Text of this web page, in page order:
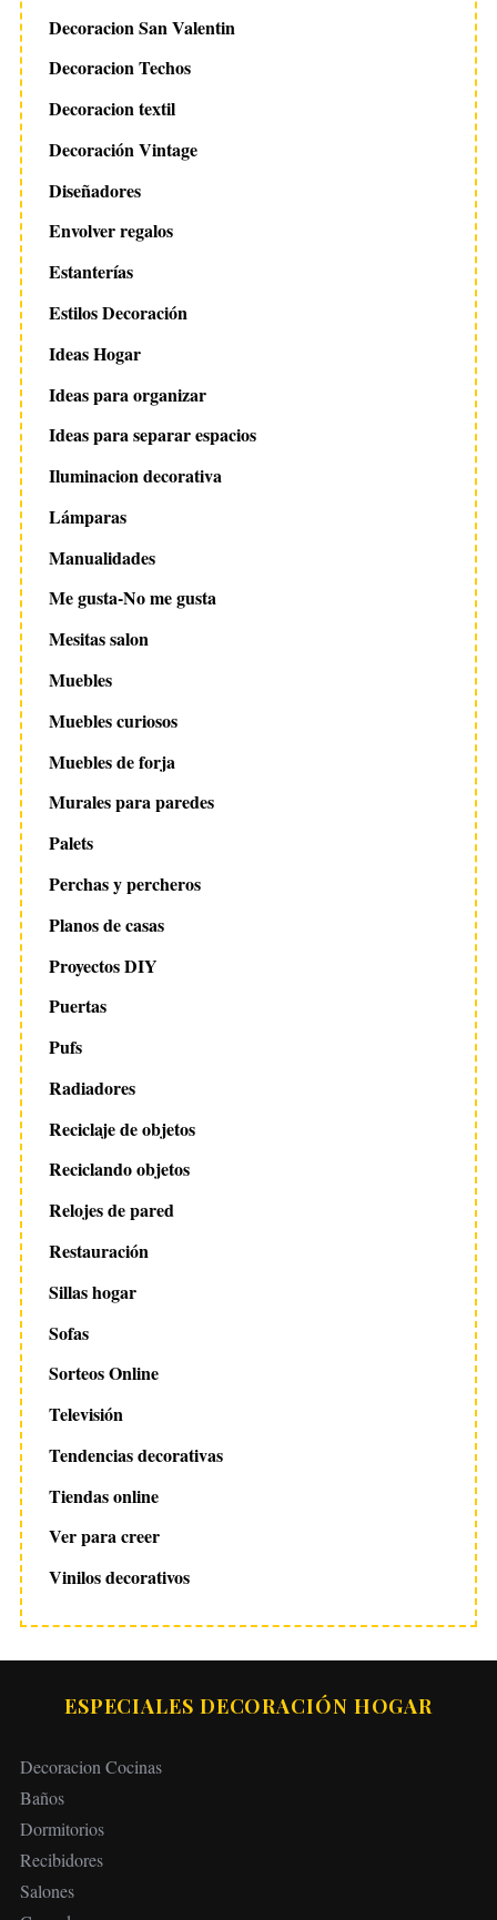
Decoracion San Valentin
Decoracion Techos
Decoracion textil
Decoración Vintage
Diseñadores
Envolver regalos
Estanterías
Estilos Decoración
Ideas Hogar
Ideas para organizar
Ideas para separar espacios
Iluminacion decorativa
Lámparas
Manualidades
Me gusta-No me gusta
Mesitas salon
Muebles
Muebles curiosos
Muebles de forja
Murales para paredes
Palets
Perchas y percheros
Planos de casas
Proyectos DIY
Puertas
Pufs
Radiadores
Reciclaje de objetos
Reciclando objetos
Relojes de pared
Restauración
Sillas hogar
Sofas
Sorteos Online
Televisión
Tendencias decorativas
Tiendas online
Ver para creer
Vinilos decorativos
ESPECIALES DECORACIÓN HOGAR
Decoracion Cocinas
Baños
Dormitorios
Recibidores
Salones